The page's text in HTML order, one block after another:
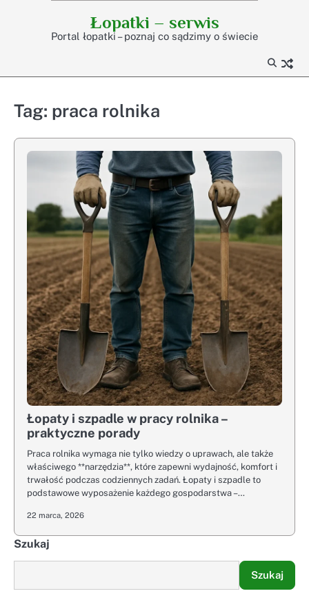
Łopatki – serwis
Portal łopatki – poznaj co sądzimy o świecie
Tag: praca rolnika
Łopaty i szpadle w pracy rolnika –
praktyczne porady
Praca rolnika wymaga nie tylko wiedzy o uprawach, ale także
właściwego **narzędzia**, które zapewni wydajność, komfort i
trwałość podczas codziennych zadań. Łopaty i szpadle to
podstawowe wyposażenie każdego gospodarstwa –…
22 marca, 2026
Szukaj
Szukaj